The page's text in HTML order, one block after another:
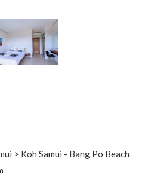
> Koh Samui - Bang Po Beach